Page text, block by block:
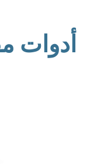
أدوات